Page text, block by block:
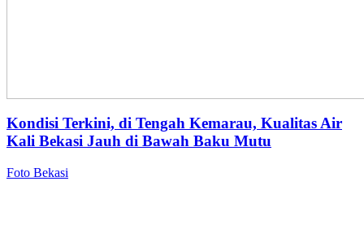
Kondisi Terkini, di Tengah Kemarau, Kualitas Air
Kali Bekasi Jauh di Bawah Baku Mutu
Foto Bekasi